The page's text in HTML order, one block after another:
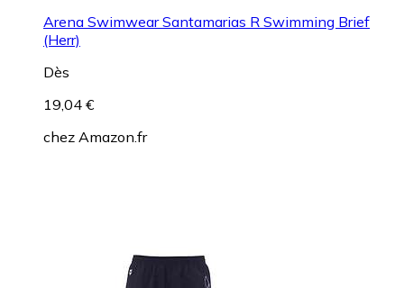
Arena Swimwear Santamarias R Swimming Brief
(Herr)
Dès
19,04 €
chez Amazon.fr